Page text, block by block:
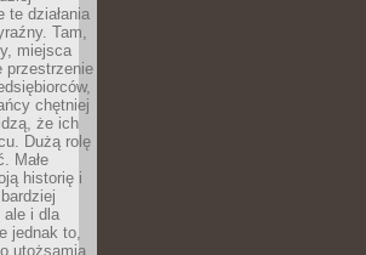
te działania
Tam,
miejsca
przestrzenie
chętniej
że ich
Dużą rolę
Małe
historię i
ale i dla
jednak to,
utożsamia